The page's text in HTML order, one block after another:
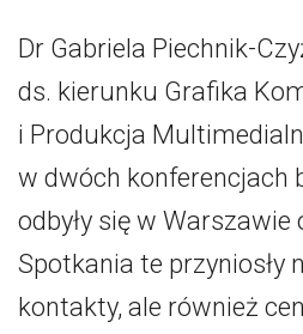
Dr Gabriela Piechnik-
ds. kierunku Grafika
i Produkcja
w dwóch konferencjach
odbyły się w Warszawie
Spotkania te przyniosły
kontakty, ale również